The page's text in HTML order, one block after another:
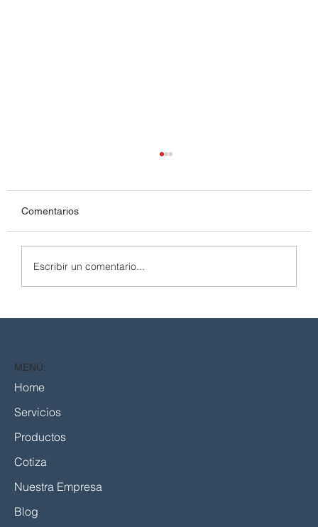
Kits de Seguridad Vial: Stock de Defensas
Comentarios
Escribir un comentario...
Home
Servicios
Productos
Cotiza
Nuestra Empresa
Blog
MENÚ: